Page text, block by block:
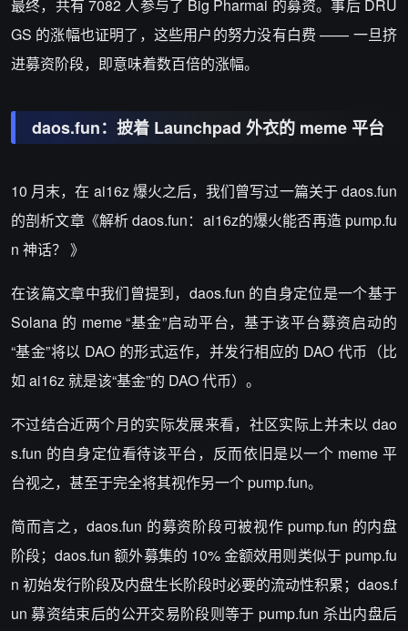
最终，共有 7082 人参与了 Big Pharmai 的募资。事后 DRU
GS 的涨幅也证明了，这些用户的努力没有白费 —— 一旦挤
进募资阶段，即意味着数百倍的涨幅。
daos.fun：披着 Launchpad 外衣的 meme 平台
10 月末，在 ai16z 爆火之后，我们曾写过一篇关于 daos.fun
的剖析文章《解析 daos.fun：ai16z的爆火能否再造 pump.fu
n 神话？ 》
在该篇文章中我们曾提到，daos.fun 的自身定位是一个基于
Solana 的 meme “基金”启动平台，基于该平台募资启动的
“基金”将以 DAO 的形式运作，并发行相应的 DAO 代币（比
如 ai16z 就是该“基金”的 DAO 代币）。
不过结合近两个月的实际发展来看，社区实际上并未以 dao
s.fun 的自身定位看待该平台，反而依旧是以一个 meme 平
台视之，甚至于完全将其视作另一个 pump.fun。
简而言之，daos.fun 的募资阶段可被视作 pump.fun 的内盘
阶段；daos.fun 额外募集的 10% 金额效用则类似于 pump.fu
n 初始发行阶段及内盘生长阶段时必要的流动性积累；daos.f
un 募资结束后的公开交易阶段则等于 pump.fun 杀出内盘后